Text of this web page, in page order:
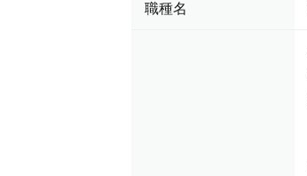
職種名